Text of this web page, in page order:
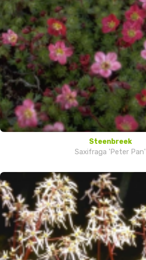
Steenbreek
Saxifraga 'Peter Pan'